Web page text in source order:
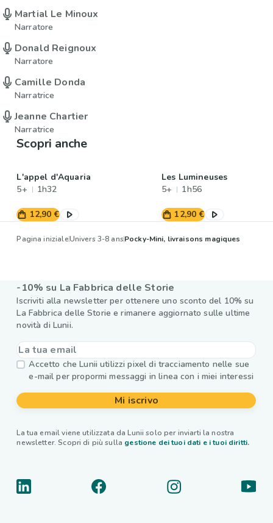
Martial Le Minoux
Narratore
Donald Reignoux
Narratore
Camille Donda
Narratrice
Jeanne Chartier
Narratrice
Scopri anche
L'appel d'Aquaria
5+
1h32
12,90 €
Les Lumineuses
5+
1h56
12,90 €
Pagina inizialeUnivers 3-8 ansPocky-Mini, livraisons magiques
-10% su La Fabbrica delle Storie
Iscriviti alla newsletter per ottenere uno sconto del 10% su
La Fabbrica delle Storie e rimanere aggiornato sulle ultime
novità di Lunii.
Accetto che Lunii utilizzi pixel di tracciamento nelle sue
e-mail per propormi messaggi in linea con i miei interessi
Mi iscrivo
La tua email viene utilizzata da Lunii solo per inviarti la nostra
newsletter. Scopri di più sulla gestione dei tuoi dati e i tuoi diritti.